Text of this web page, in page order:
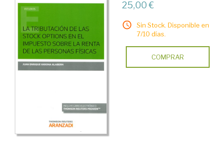
25,00 €
Sin Stock. Disponible en
7/10 días.
COMPRAR